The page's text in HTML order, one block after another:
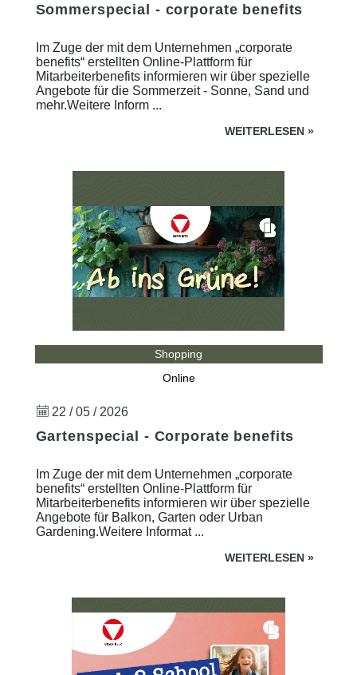
Sommerspecial - corporate benefits
Im Zuge der mit dem Unternehmen „corporate
benefits“ erstellten Online-Plattform für
Mitarbeiterbenefits informieren wir über spezielle
Angebote für die Sommerzeit - Sonne, Sand und
mehr.Weitere Inform ...
WEITERLESEN »
Shopping
Online
22 / 05 / 2026
Gartenspecial - Corporate benefits
Im Zuge der mit dem Unternehmen „corporate
benefits“ erstellten Online-Plattform für
Mitarbeiterbenefits informieren wir über spezielle
Angebote für Balkon, Garten oder Urban
Gardening.Weitere Informat ...
WEITERLESEN »